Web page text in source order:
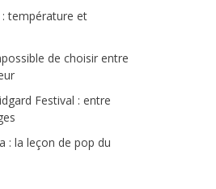
température et
de choisir entre
Festival : entre
: la leçon de pop du